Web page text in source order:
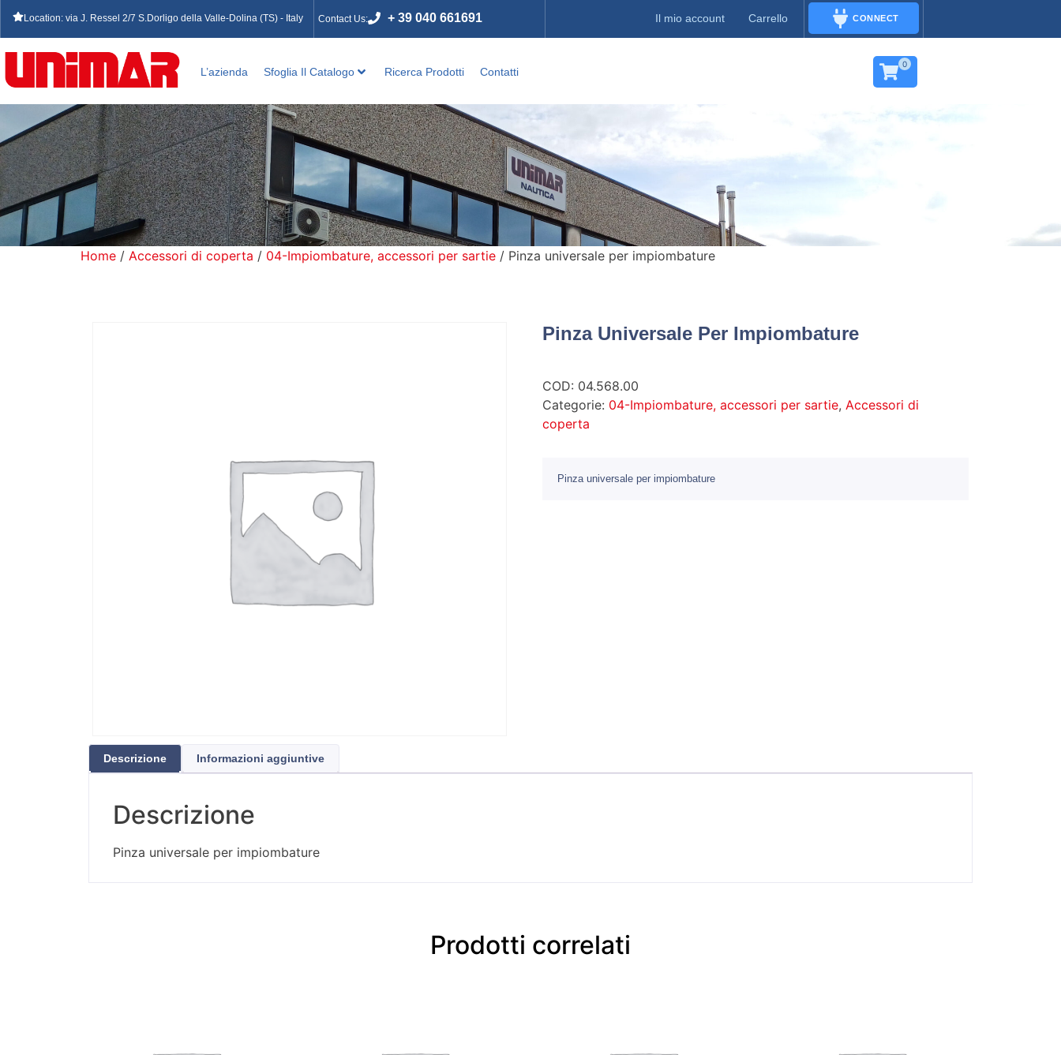
Location: via J. Ressel 2/7 S.Dorligo della Valle-Dolina (TS) - Italy Contact Us: + 39 040 661691 Il mio account Carrello CONNECT
L’azienda Sfoglia Il Catalogo Ricerca Prodotti Contatti
0
Home / Accessori di coperta / 04-Impiombature, accessori per sartie / Pinza universale per impiombature
Pinza Universale Per Impiombature
COD: 04.568.00
Categorie: 04-Impiombature, accessori per sartie, Accessori di
coperta
Pinza universale per impiombature
Descrizione Informazioni aggiuntive
Descrizione
Pinza universale per impiombature
Prodotti correlati